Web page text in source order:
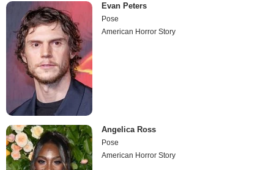
Evan Peters
Pose
American Horror Story
Angelica Ross
Pose
American Horror Story